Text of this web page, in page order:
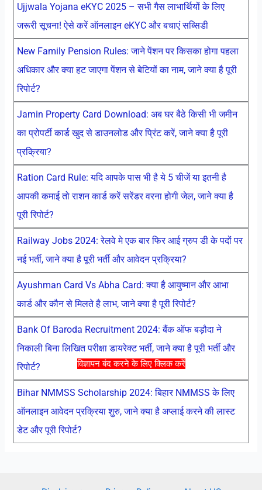
विज्ञापन बंद करने के लिए क्लिक करें
Ujjwala Yojana eKYC 2025 – सभी गैस लाभार्थियों के लिए
जरूरी सूचना! ऐसे करें ऑनलाइन eKYC और बचाएं सब्सिडी
New Family Pension Rules: जाने पेंशन पर किसका होगा पहला
अधिकार और क्या हट जाएगा पेंशन से बेटियों का नाम, जाने क्या है पूरी
रिपोर्ट?
Jamin Property Card Download: अब घर बैठे किसी भी जमीन
का प्रोपर्टी कार्ड खुद से डाउनलोड और प्रिंट करें, जाने क्या है पूरी
प्रक्रिया?
Ration Card Rule: यदि आपके पास भी है ये 5 चीजें या इतनी है
आपकी कमाई तो राशन कार्ड करें सरेंडर वरना होगी जेल, जाने क्या है
पूरी रिपोर्ट?
Railway Jobs 2024: रेलवे मे एक बार फिर आई ग्रुप डी के पदों पर
नई भर्ती, जाने क्या है पूरी भर्ती और आवेदन प्रक्रिया?
Ayushman Card Vs Abha Card: क्या है आयुष्मान और आभा
कार्ड और कौन से मिलते है लाभ, जाने क्या है पूरी रिपोर्ट?
Bank Of Baroda Recruitment 2024: बैंक ऑफ बड़ौदा ने
निकाली बिना लिखित परीक्षा डायरेक्ट भर्ती, जाने क्या है पूरी भर्ती और
रिपोर्ट?
Bihar NMMSS Scholarship 2024: बिहार NMMSS के लिए
ऑनलाइन आवेदन प्रक्रिया शुरु, जाने क्या है अप्लाई करने की लास्ट
डेट और पूरी रिपोर्ट?